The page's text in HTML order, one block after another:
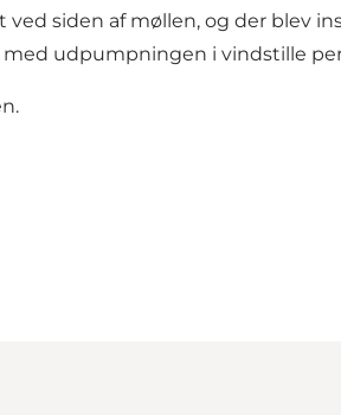
siden af møllen, og der blev
udpumpningen i vindstille